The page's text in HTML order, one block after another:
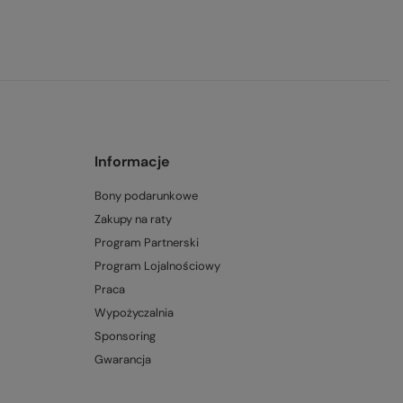
Informacje
Bony podarunkowe
Zakupy na raty
Program Partnerski
Program Lojalnościowy
Praca
Wypożyczalnia
Sponsoring
Gwarancja